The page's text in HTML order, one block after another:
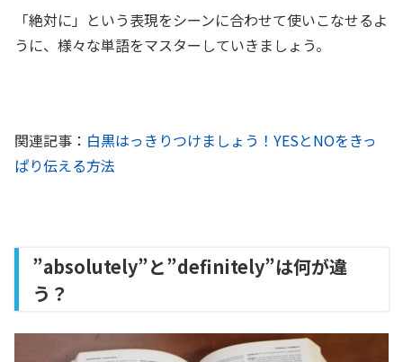
「絶対に」という表現をシーンに合わせて使いこなせるよ
うに、様々な単語をマスターしていきましょう。
関連記事： 白黒はっきりつけましょう！YESとNOをきっ
ぱり伝える方法
”absolutely”と”definitely”は何が違
う？